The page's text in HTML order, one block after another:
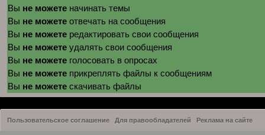
Вы не можете начинать темы
Вы не можете отвечать на сообщения
Вы не можете редактировать свои сообщения
Вы не можете удалять свои сообщения
Вы не можете голосовать в опросах
Вы не можете прикреплять файлы к сообщениям
Вы не можете скачивать файлы
Пользовательское соглашение Для правообладателей Реклама на сайте